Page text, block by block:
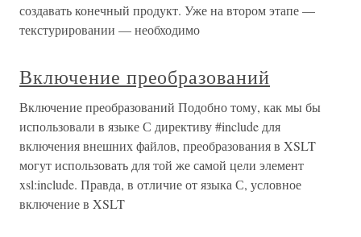
создавать конечный продукт. Уже на втором этапе —
текстурировании — необходимо
Включение преобразований
Включение преобразований Подобно тому, как мы бы
использовали в языке С директиву #include для
включения внешних файлов, преобразования в XSLT
могут использовать для той же самой цели элемент
xsl:include. Правда, в отличие от языка С, условное
включение в XSLT